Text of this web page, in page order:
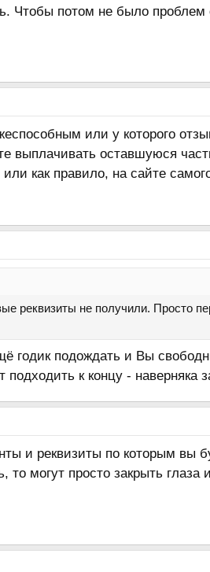
Чтобы потом не было
или у которого
выплачивать оставшуюся
как правило, на сайте
реквизиты не получили. Просто
годик подождать и Вы
к концу - наверняка
и реквизиты по которым вы
могут просто закрыть глаза